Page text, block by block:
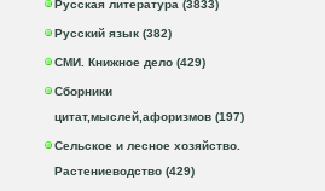
Русская литература (3833)
Русский язык (382)
СМИ. Книжное дело (429)
Сборники
цитат,мыслей,афоризмов (197)
Сельское и лесное хозяйство.
Растениеводство (429)